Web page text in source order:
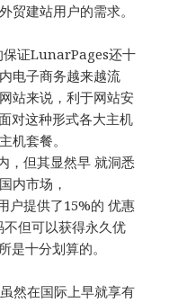
贸建站用户的需求。
保证LunarPages还十
电子商务越来越流
站来说，利于网站安
对这种形式各大主机
机套餐。
，但其显然早 就洞悉
内市场，
户提供了15%的 优惠
但可以获得永久优
是十分划算的。
然在国际上早就享有